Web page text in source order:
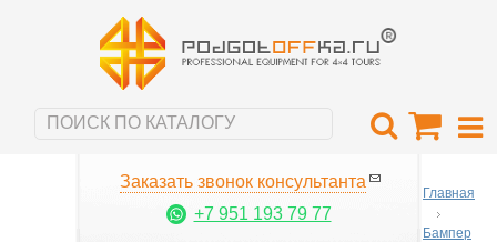
Заказать звонок консультанта
+7 951 193 79 77
Главная
Бампер